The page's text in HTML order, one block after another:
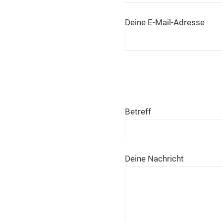
Deine E-Mail-Adresse
Betreff
Deine Nachricht